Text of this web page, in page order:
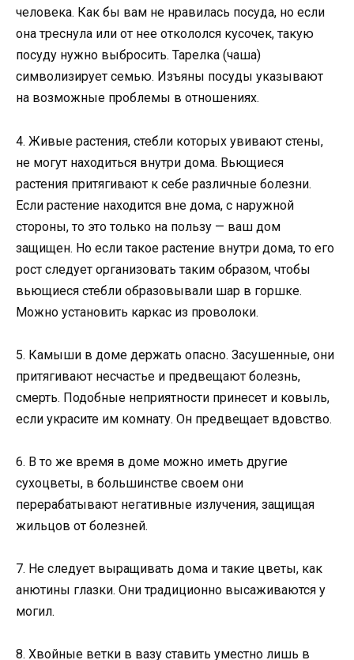
человека. Как бы вам не нравилась посуда, но если
она треснула или от нее откололся кусочек, такую
посуду нужно выбросить. Тарелка (чаша)
символизирует семью. Изъяны посуды указывают
на возможные проблемы в отношениях.
4. Живые растения, стебли которых увивают стены,
не могут находиться внутри дома. Вьющиеся
растения притягивают к себе различные болезни.
Если растение находится вне дома, с наружной
стороны, то это только на пользу — ваш дом
защищен. Но если такое растение внутри дома, то его
рост следует организовать таким образом, чтобы
вьющиеся стебли образовывали шар в горшке.
Можно установить каркас из проволоки.
5. Камыши в доме держать опасно. Засушенные, они
притягивают несчастье и предвещают болезнь,
смерть. Подобные неприятности принесет и ковыль,
если украсите им комнату. Он предвещает вдовство.
6. В то же время в доме можно иметь другие
сухоцветы, в большинстве своем они
перерабатывают негативные излучения, защищая
жильцов от болезней.
7. Не следует выращивать дома и такие цветы, как
анютины глазки. Они традиционно высаживаются у
могил.
8. Хвойные ветки в вазу ставить уместно лишь в